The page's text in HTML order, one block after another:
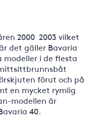
2000  2003 vilket
det gäller Bavaria
modeller i de flesta
förut och på
en mycket rymlig
modellen är
40.